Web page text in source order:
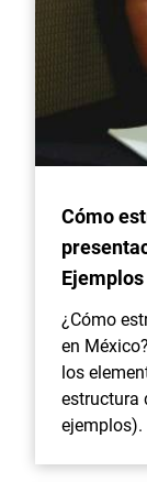
Cómo
Ejemplos
¿Cómo
en
los
estructura
ejemplos).